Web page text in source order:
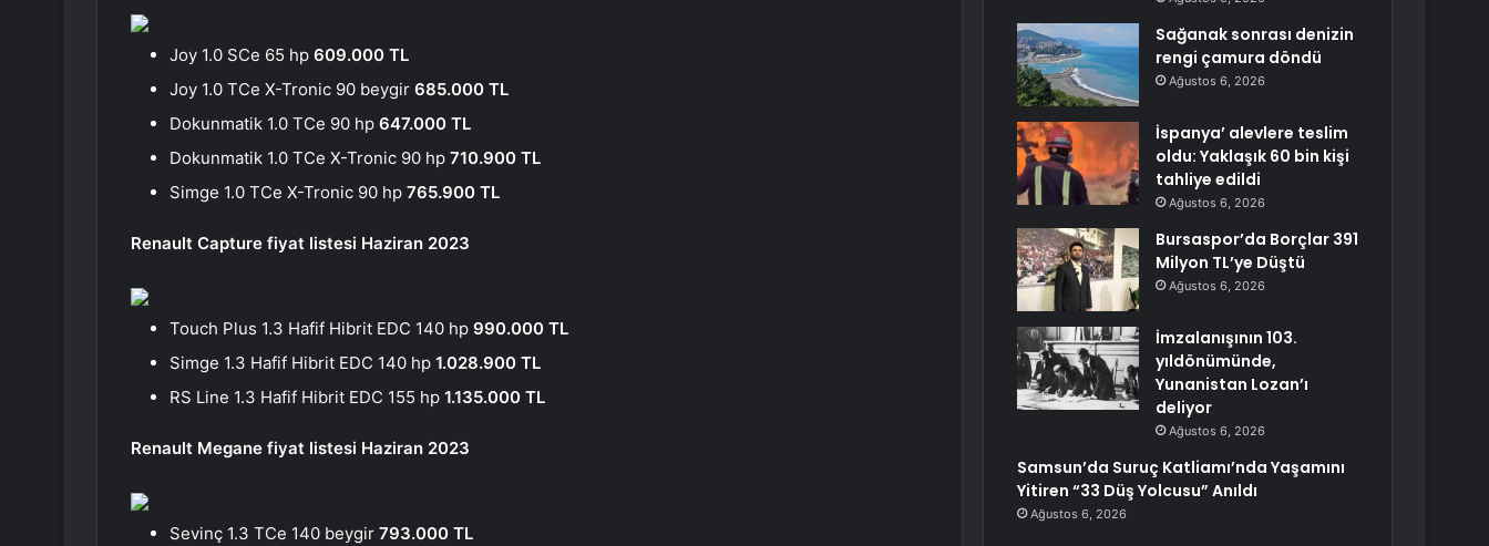
Joy 1.0 SCe 65 hp 609.000 TL
Joy 1.0 TCe X-Tronic 90 beygir 685.000 TL
Dokunmatik 1.0 TCe 90 hp 647.000 TL
Dokunmatik 1.0 TCe X-Tronic 90 hp 710.900 TL
Simge 1.0 TCe X-Tronic 90 hp 765.900 TL
Renault Capture fiyat listesi Haziran 2023
Touch Plus 1.3 Hafif Hibrit EDC 140 hp 990.000 TL
Simge 1.3 Hafif Hibrit EDC 140 hp 1.028.900 TL
RS Line 1.3 Hafif Hibrit EDC 155 hp 1.135.000 TL
Renault Megane fiyat listesi Haziran 2023
Sevinç 1.3 TCe 140 beygir 793.000 TL
Sağanak sonrası denizin
rengi çamura döndü
Ağustos 6, 2026
İspanya’ alevlere teslim
oldu: Yaklaşık 60 bin kişi
tahliye edildi
Ağustos 6, 2026
Bursaspor’da Borçlar 391
Milyon TL’ye Düştü
Ağustos 6, 2026
İmzalanışının 103.
yıldönümünde,
Yunanistan Lozan’ı
deliyor
Ağustos 6, 2026
Samsun’da Suruç Katliamı’nda Yaşamını
Yitiren “33 Düş Yolcusu” Anıldı
Ağustos 6, 2026